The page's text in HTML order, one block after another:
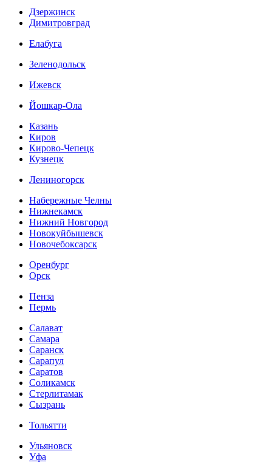
Дзержинск
Димитровград
Елабуга
Зеленодольск
Ижевск
Йошкар-Ола
Казань
Киров
Кирово-Чепецк
Кузнецк
Лениногорск
Набережные Челны
Нижнекамск
Нижний Новгород
Новокуйбышевск
Новочебоксарск
Оренбург
Орск
Пенза
Пермь
Салават
Самара
Саранск
Сарапул
Саратов
Соликамск
Стерлитамак
Сызрань
Тольятти
Ульяновск
Уфа